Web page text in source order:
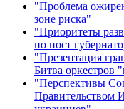
"Проблема
зоне риска"
"Приоритеты
по пост
"Презентация
Битва оркестров
"Перспективы
Правительством